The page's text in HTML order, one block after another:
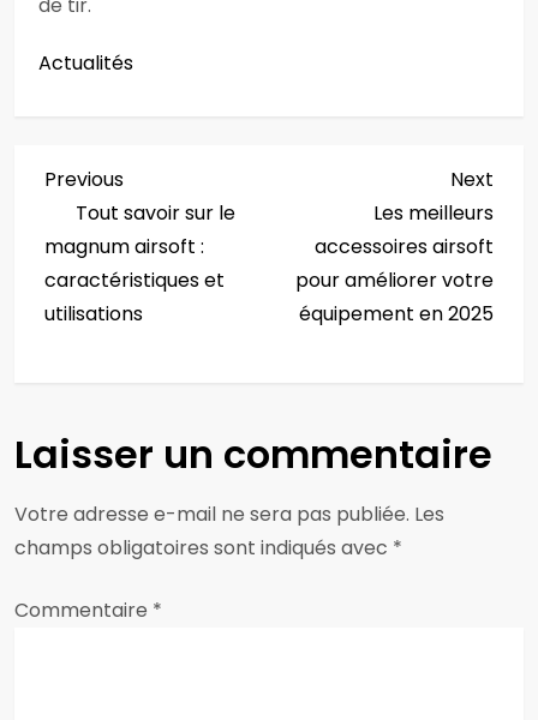
Actualités
N
a
v
a
t
i
o
Previous
Post
Previous
Tout savoir sur le
magnum airsoft :
caractéristiques et
utilisations
Post
Next
Les meilleurs
accessoires airsoft
pour améliorer votre
équipement en 2025
Laisser un commentaire
Votre adresse e-mail ne sera pas publiée. Les
champs obligatoires sont indiqués avec *
Commentaire *